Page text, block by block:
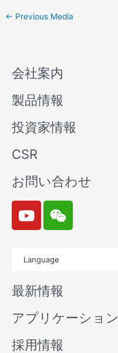
← Previous Media
会社案内
製品情報
投資家情報
CSR
お問い合わせ
Y
o
u
b
e
W
e
i
n
Language
最新情報
アプリケーション
採用情報